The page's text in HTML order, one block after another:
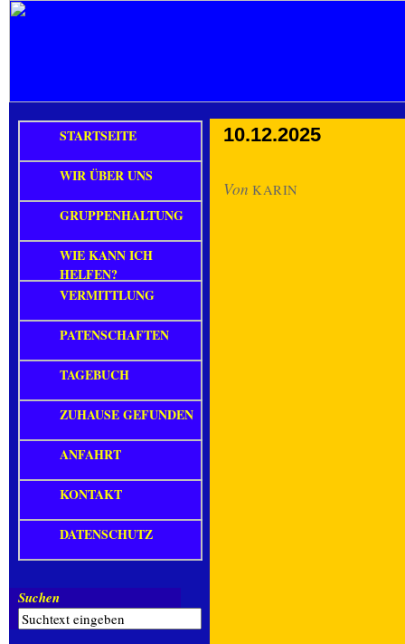
10.12.2025
Von KARIN
STARTSEITE
WIR ÜBER UNS
GRUPPENHALTUNG
WIE KANN ICH
HELFEN?
VERMITTLUNG
PATENSCHAFTEN
TAGEBUCH
ZUHAUSE GEFUNDEN
ANFAHRT
KONTAKT
DATENSCHUTZ
Suchen